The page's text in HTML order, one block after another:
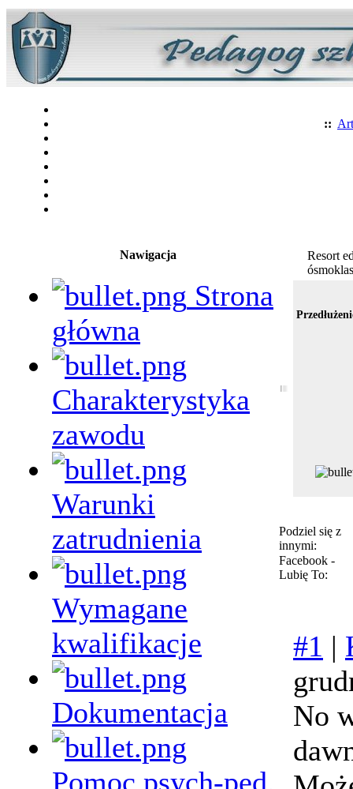
::
Nawigacja
Strona
główna
Charakterystyka
zawodu
Warunki
zatrudnienia
Wymagane
kwalifikacje
Dokumentacja
Pomoc psych-ped.
Resort
Podziel się z
innymi:
Facebook -
Lubię To:
#1 |
No